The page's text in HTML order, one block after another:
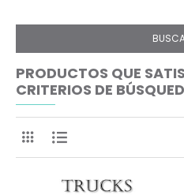
PRODUCTOS QUE
CRITERIOS DE